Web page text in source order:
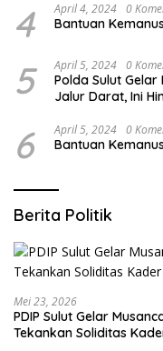
4 April 4, 2024 0
Bantuan
5 April 5, 2024 0
Polda Sulut
Jalur Darat, Ini
6 April 5, 2024 0
Bantuan
Berita Politik
Mei 23, 2026
PDIP Sulut Gelar
Tekankan Soliditas